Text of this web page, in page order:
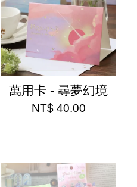
萬用卡 - 尋夢幻境
NT$ 40.00